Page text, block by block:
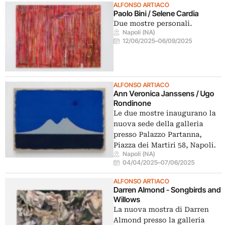
ALFONSO ARTIACO
Paolo Bini / Selene Cardia
Due mostre personali.
Napoli (NA)
12/06/2025–06/09/2025
ALFONSO ARTIACO
Ann Veronica Janssens / Ugo
Rondinone
Le due mostre inaugurano la
nuova sede della galleria
presso Palazzo Partanna,
Piazza dei Martiri 58, Napoli.
Napoli (NA)
04/04/2025–07/06/2025
ALFONSO ARTIACO
Darren Almond - Songbirds and
Willows
La nuova mostra di Darren
Almond presso la galleria